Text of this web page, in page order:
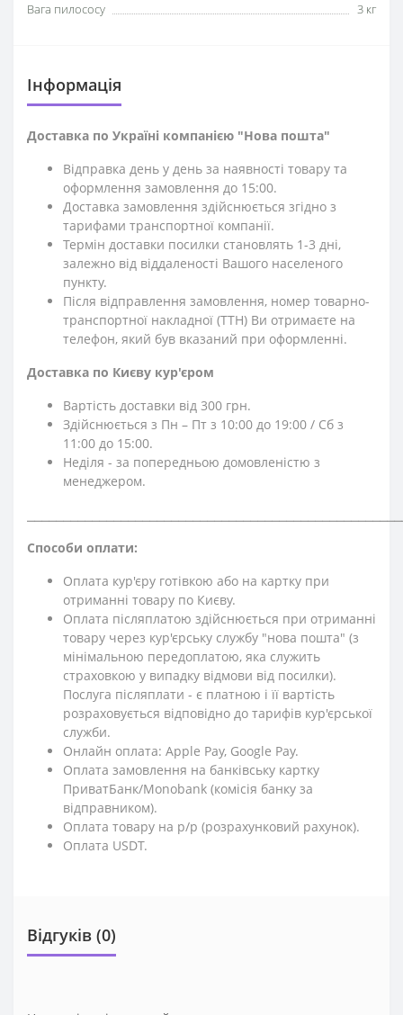
Вага пилососу
3 кг
Iнформація
Доставка по Україні компанією "Нова пошта"
Відправка день у день за наявності товару та
оформлення замовлення до 15:00.
Доставка замовлення здійснюється згідно з
тарифами транспортної компанії.
Термін доставки посилки становлять 1-3 дні,
залежно від віддаленості Вашого населеного
пункту.
Після відправлення замовлення, номер товарно-
транспортної накладної (ТТН) Ви отримаєте на
телефон, який був вказаний при оформленні.
Доставка по Києву кур'єром
Вартість доставки від 300 грн.
Здійснюється з Пн – Пт з 10:00 до 19:00 / Сб з
11:00 до 15:00.
Неділя - за попередньою домовленістю з
менеджером.
Способи оплати:
Оплата кур'єру готівкою або на картку при
отриманні товару по Києву.
Оплата післяплатою здійснюється при отриманні
товару через кур'єрську службу "нова пошта" (з
мінімальною передоплатою, яка служить
страховкою у випадку відмови від посилки).
Послуга післяплати - є платною і її вартість
розраховується відповідно до тарифів кур'єрської
служби.
Онлайн оплата: Apple Pay, Google Pay.
Оплата замовлення на банківську картку
ПриватБанк/Monobank (комісія банку за
відправником).
Оплата товару на р/р (розрахунковий рахунок).
Оплата USDT.
Відгуків (0)